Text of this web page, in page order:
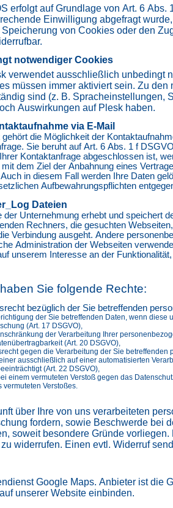
erfolgt auf Grundlage von Art. 6
Einwilligung abgefragt
von Cookies oder den
notwendiger Cookies
verwendet ausschließlich
müssen immer aktiviert sein. Zu
sind (z. B.
Auswirkungen auf Plesk haben.
via E-Mail
die Möglichkeit der
Sie beruht auf Art. 6 Abs. 1 f
Kontaktanfrage abgeschlossen ist,
dem Ziel der Anbahnung eines
in diesem Fall werden Ihre Daten
Aufbewahrungspflichten
Dateien
der Unternehmung erhebt und speichert
Rechners, die gesuchten
Verbindung ausgeht. Andere
Administration der Webseiten
unserem Interesse an der
Sie folgende Rechte:
bezüglich der Sie betreffenden
der Sie betreffenden Daten, wenn
(Art. 17 DSGVO),
der Verarbeitung Ihrer
(Art. 20 DSGVO),
gegen die Verarbeitung der Sie betreffenden
ausschließlich auf einer automatisierten
(Art. 22 DSGVO),
einem vermuteten Verstoß gegen das
vermuteten Verstoßes.
über Ihre von uns verarbeiteten
fordern, sowie Beschwerde bei
soweit besondere Gründe
widerrufen. Einen evtl. Widerruf
Google Maps. Anbieter ist die
unserer Website einbinden.